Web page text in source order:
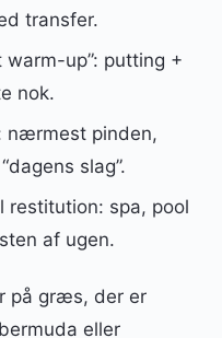
transfer.
up”: putting +
nok.
nærmest pinden,
slag”.
restitution: spa, pool
af ugen.
på græs, der er
eller